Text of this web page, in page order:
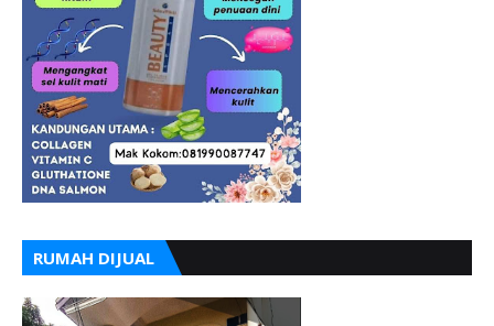
RUMAH DIJUAL